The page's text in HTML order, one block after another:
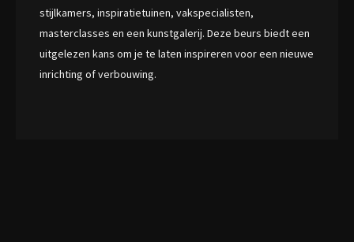
stijlkamers, inspiratietuinen, vakspecialisten,
masterclasses en een kunstgalerij. Deze beurs biedt een
uitgelezen kans om je te laten inspireren voor een nieuwe
inrichting of verbouwing.